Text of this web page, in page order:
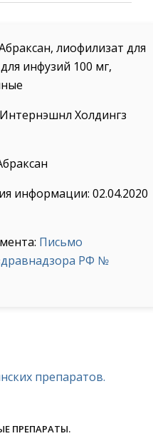
лиофилизат для
инфузий 100 мг,
Холдингз
информации: 02.04.2020
Письмо
РФ №
препаратов.
ПРЕПАРАТЫ.